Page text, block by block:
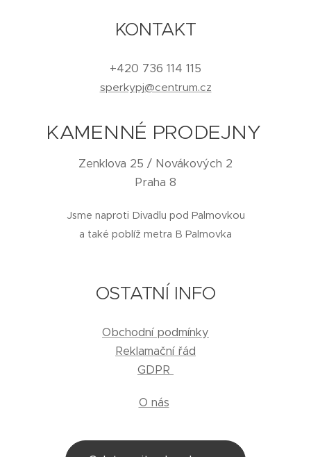
KONTAKT
+420 736 114 115
sperkypj@centrum.cz
KAMENNÉ PRODEJNY
Zenklova 25 / Novákových 2
Praha 8
Jsme naproti Divadlu pod Palmovkou
a také poblíž metra B Palmovka
OSTATNÍ INFO
Obchodní podmínky
Reklamační řád
GDPR
O nás